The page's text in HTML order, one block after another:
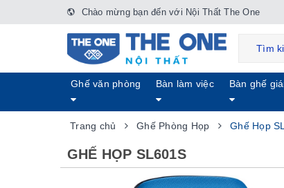
Chào mừng bạn đến với Nội Thất The One
Ghế văn phòng Bàn làm việc Bàn ghế
Trang chủ Ghế Phòng Họp Ghế Họp
GHẾ HỌP SL601S